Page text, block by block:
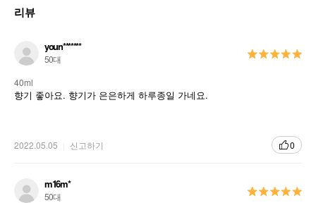
반항적이지만 우아한 패키징
인정받은 디자인, 최상의 재료로 만드는 지미추
의 제품에서 영감을 얻은 고귀한 디자인
영롱하고 고귀한 로즈 핑크 컬러
최면에 걸릴 듯 몽롱한 핑크 컬러를 드러내는 영
롱한 크리스탈
리뷰
youn*******
50대
40ml
향기 좋아요. 향기가 은은하게 하루종일 가네요.
2022.05.05 신고하기 0
m16m*
50대